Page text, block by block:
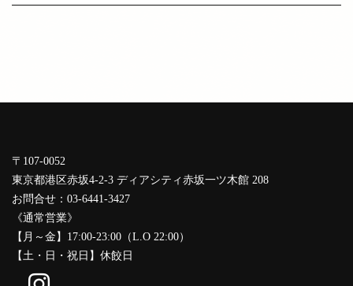
〒107-0052
東京都港区赤坂4-2-3 ディアシティ赤坂一ツ木館 208
お問合せ：03-6441-3427
《通常営業》
【月～金】17:00-23:00（L.O 22:00）
【土・日・祝日】休餃日